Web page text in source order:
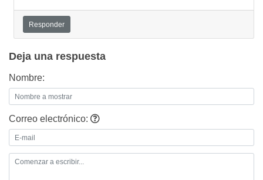
Responder
Deja una respuesta
Nombre:
Correo electrónico: